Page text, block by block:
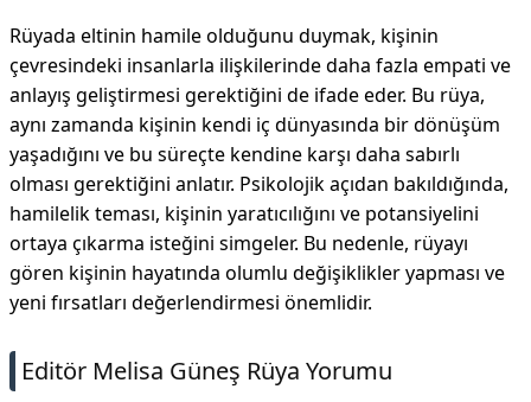
Rüyada eltinin hamile olduğunu duymak, kişinin
çevresindeki insanlarla ilişkilerinde daha fazla empati ve
anlayış geliştirmesi gerektiğini de ifade eder. Bu rüya,
aynı zamanda kişinin kendi iç dünyasında bir dönüşüm
yaşadığını ve bu süreçte kendine karşı daha sabırlı
olması gerektiğini anlatır. Psikolojik açıdan bakıldığında,
hamilelik teması, kişinin yaratıcılığını ve potansiyelini
ortaya çıkarma isteğini simgeler. Bu nedenle, rüyayı
gören kişinin hayatında olumlu değişiklikler yapması ve
yeni fırsatları değerlendirmesi önemlidir.
Editör Melisa Güneş Rüya Yorumu